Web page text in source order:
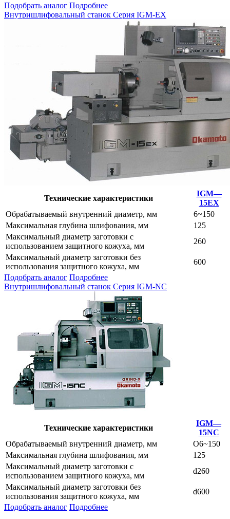
Подобрать аналог Подробнее
Внутришлифовальный станок Серия IGM-EX
Технические характеристики
IGM—
15EX
Обрабатываемый внутренний диаметр, мм
6~150
Максимальная глубина шлифования, мм
125
Максимальный диаметр заготовки с
использованием защитного кожуха, мм
260
Максимальный диаметр заготовки без
использования защитного кожуха, мм
600
Подобрать аналог Подробнее
Внутришлифовальный станок Серия IGM-NC
Технические характеристики
IGM—
15NC
Обрабатываемый внутренний диаметр, мм
O6~150
Максимальная глубина шлифования, мм
125
Максимальный диаметр заготовки с
использованием защитного кожуха, мм
d260
Максимальный диаметр заготовки без
использования защитного кожуха, мм
d600
Подобрать аналог Подробнее